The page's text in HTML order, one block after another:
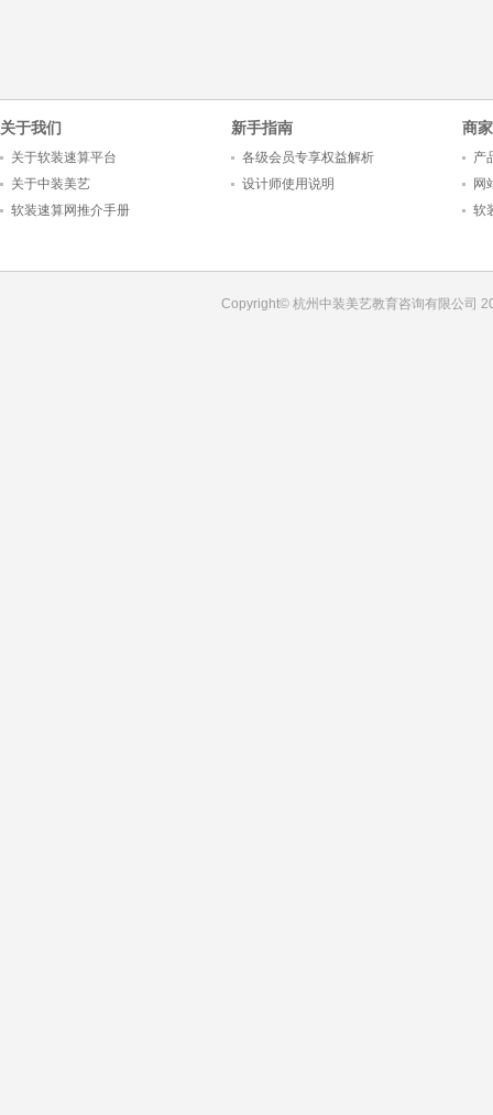
关于我们
关于软装速算平台
关于中装美艺
软装速算网推介手册
新手指南
各级会员专享权益解析
设计师使用说明
商
产
网
软
Copyright© 杭州中装美艺教育咨询有限公司